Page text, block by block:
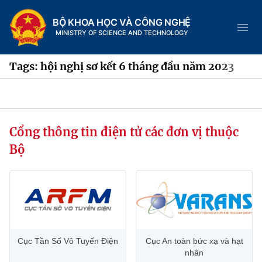
BỘ KHOA HỌC VÀ CÔNG NGHỆ
MINISTRY OF SCIENCE AND TECHNOLOGY
Trang chủ
Chức năng nhiệm vụ
Tin tức sự kiện
Hệ thống văn bản
Tags: hội nghị sơ kết 6 tháng đầu năm 2023
Cổng thông tin điện tử các đơn vị thuộc
Bộ
Cục Tần Số Vô Tuyến Điện
Cục An toàn bức xạ và hạt
nhân